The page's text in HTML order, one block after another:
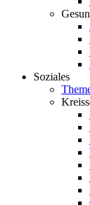
Soziales